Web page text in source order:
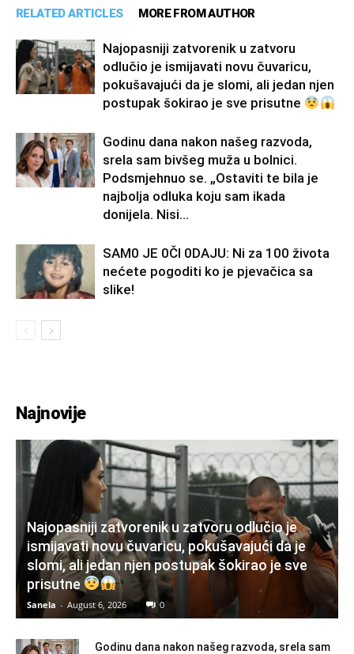
RELATED ARTICLES MORE FROM AUTHOR
Najopasniji zatvorenik u zatvoru
odlučio je ismijavati novu čuvaricu,
pokušavajući da je slomi, ali jedan njen
postupak šokirao je sve prisutne
Godinu dana nakon našeg razvoda,
srela sam bivšeg muža u bolnici.
Podsmjehnuo se. „Ostaviti te bila je
najbolja odluka koju sam ikada
donijela. Nisi...
SAM0 JE 0Čl 0DAJU: Ni za 100 života
nećete pogoditi ko je pjevačica sa
slike!
Najnovije
Najopasniji zatvorenik u zatvoru odlučio je
ismijavati novu čuvaricu, pokušavajući da je
slomi, ali jedan njen postupak šokirao je sve
prisutne
Sanela - August 6, 2026 0
Godinu dana nakon našeg razvoda, srela sam